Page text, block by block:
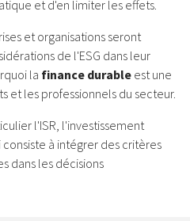
et d'en limiter les effets.
et organisations seront
de l'ESG dans leur
la finance durable est une
et les professionnels du secteur.
l'ISR, l'investissement
à intégrer des critères
dans les décisions